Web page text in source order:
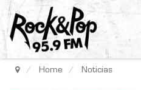
Home Noticias